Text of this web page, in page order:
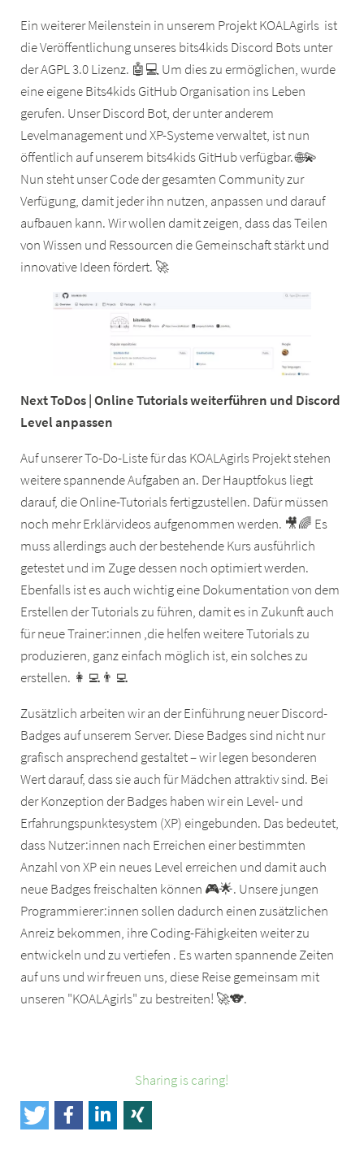
Ein weiterer Meilenstein in unserem Projekt KOALAgirls ist
die Veröffentlichung unseres bits4kids Discord Bots unter
der AGPL 3.0 Lizenz. 🤖💻 Um dies zu ermöglichen, wurde
eine eigene Bits4kids GitHub Organisation ins Leben
gerufen. Unser Discord Bot, der unter anderem
Levelmanagement und XP-Systeme verwaltet, ist nun
öffentlich auf unserem bits4kids GitHub verfügbar. 🌐💫
Nun steht unser Code der gesamten Community zur
Verfügung, damit jeder ihn nutzen, anpassen und darauf
aufbauen kann. Wir wollen damit zeigen, dass das Teilen
von Wissen und Ressourcen die Gemeinschaft stärkt und
innovative Ideen fördert. 🚀
Next ToDos | Online Tutorials weiterführen und Discord
Level anpassen
Auf unserer To-Do-Liste für das KOALAgirls Projekt stehen
weitere spannende Aufgaben an. Der Hauptfokus liegt
darauf, die Online-Tutorials fertigzustellen. Dafür müssen
noch mehr Erklärvideos aufgenommen werden. 🎥🌈 Es
muss allerdings auch der bestehende Kurs ausführlich
getestet und im Zuge dessen noch optimiert werden.
Ebenfalls ist es auch wichtig eine Dokumentation von dem
Erstellen der Tutorials zu führen, damit es in Zukunft auch
für neue Trainer:innen ,die helfen weitere Tutorials zu
produzieren, ganz einfach möglich ist, ein solches zu
erstellen. 👩‍💻👨‍💻
Zusätzlich arbeiten wir an der Einführung neuer Discord-
Badges auf unserem Server. Diese Badges sind nicht nur
grafisch ansprechend gestaltet – wir legen besonderen
Wert darauf, dass sie auch für Mädchen attraktiv sind. Bei
der Konzeption der Badges haben wir ein Level- und
Erfahrungspunktesystem (XP) eingebunden. Das bedeutet,
dass Nutzer:innen nach Erreichen einer bestimmten
Anzahl von XP ein neues Level erreichen und damit auch
neue Badges freischalten können 🎮🌟. Unsere jungen
Programmierer:innen sollen dadurch einen zusätzlichen
Anreiz bekommen, ihre Coding-Fähigkeiten weiter zu
entwickeln und zu vertiefen . Es warten spannende Zeiten
auf uns und wir freuen uns, diese Reise gemeinsam mit
unseren "KOALAgirls" zu bestreiten! 🚀🐨.
Sharing is caring!